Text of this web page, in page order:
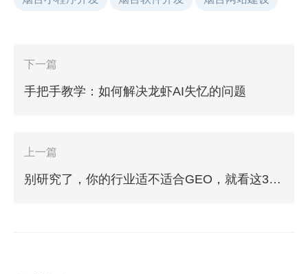
下一篇
手把手教学：如何解决龙虾AI失忆的问题
上一篇
别研究了，你的行业适不适合GEO，就看这3个问题